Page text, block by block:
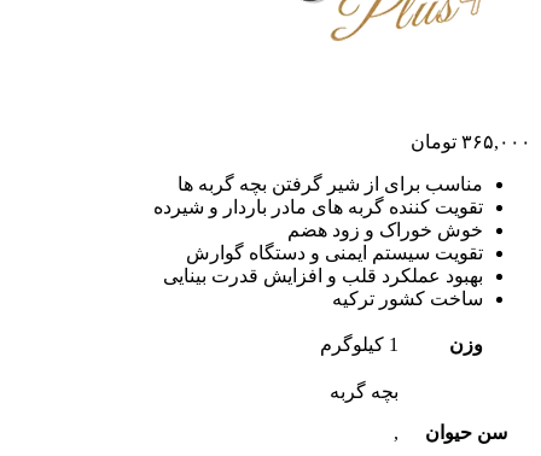
۳۶۵,۰۰۰ تومان
مناسب برای از شیر گرفتن بچه گربه ها
تقویت کننده گربه های مادر باردار و شیرده
خوش خوراک و زود هضم
تقویت سیستم ایمنی و دستگاه گوارش
بهبود عملکرد قلب و افزایش قدرت بینایی
ساخت کشور ترکیه
وزن 1 کیلوگرم
سن حیوان
بچه گربه
,